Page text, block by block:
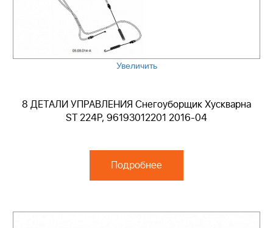
Увеличить
8 ДЕТАЛИ УПРАВЛЕНИЯ Снегоуборщик Хускварна
ST 224P, 96193012201 2016-04
Подробнее